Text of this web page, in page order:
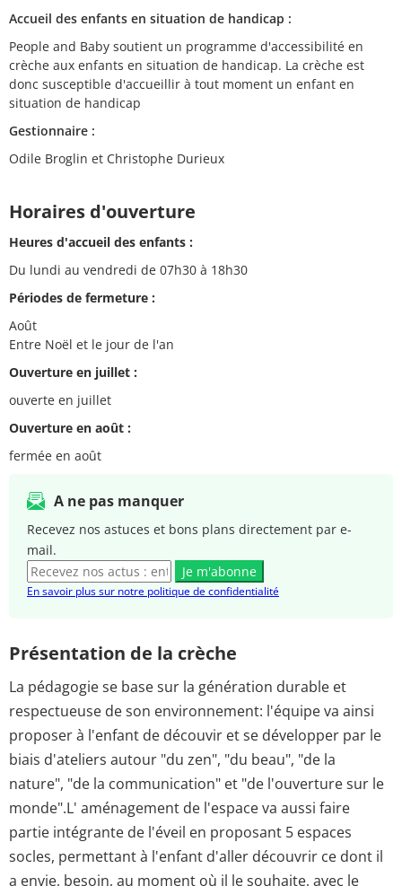
Accueil des enfants en situation de handicap :
People and Baby soutient un programme d'accessibilité en
crèche aux enfants en situation de handicap. La crèche est
donc susceptible d'accueillir à tout moment un enfant en
situation de handicap
Gestionnaire :
Odile Broglin et Christophe Durieux
Horaires d'ouverture
Heures d'accueil des enfants :
Du lundi au vendredi de 07h30 à 18h30
Périodes de fermeture :
Août
Entre Noël et le jour de l'an
Ouverture en juillet :
ouverte en juillet
Ouverture en août :
fermée en août
A ne pas manquer
Recevez nos astuces et bons plans directement par e-
mail.
Je m'abonne
En savoir plus sur notre politique de confidentialité
Présentation de la crèche
La pédagogie se base sur la génération durable et
respectueuse de son environnement: l'équipe va ainsi
proposer à l'enfant de découvir et se développer par le
biais d'ateliers autour "du zen", "du beau", "de la
nature", "de la communication" et "de l'ouverture sur le
monde".L' aménagement de l'espace va aussi faire
partie intégrante de l'éveil en proposant 5 espaces
socles, permettant à l'enfant d'aller découvrir ce dont il
a envie, besoin, au moment où il le souhaite, avec le